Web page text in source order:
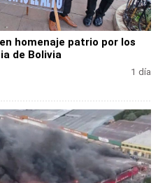
homenaje patrio por los
de Bolivia
1 día